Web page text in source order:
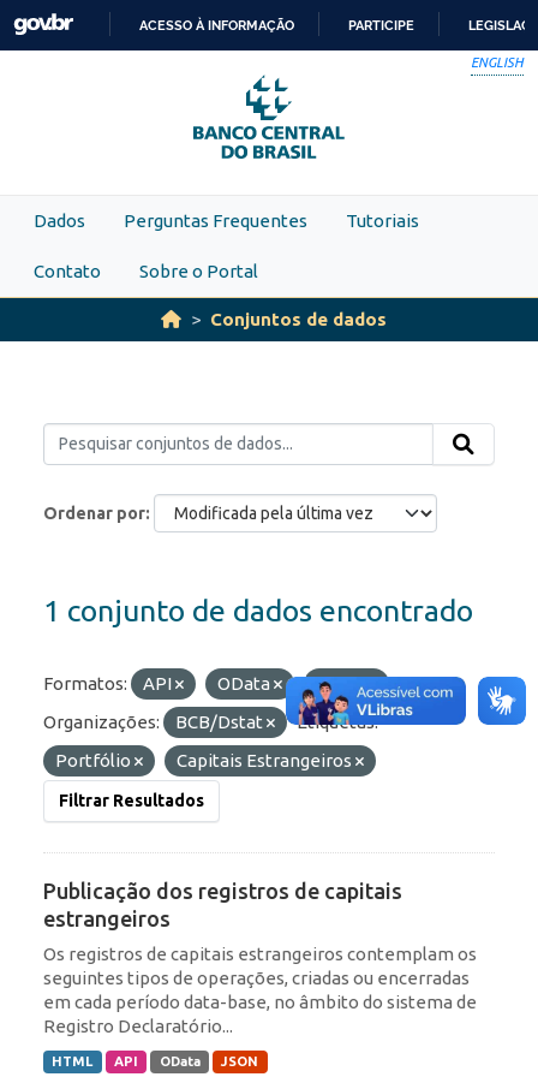
Skip to main content
PARA
O
CONTEÚDO
ACESSO À INFORMAÇÃO PARTICIPE
ENGLISH
Dados Perguntas Frequentes Tutoriais
Contato Sobre o Portal
Conjuntos de dados
Ordenar por
1 conjunto de dados encontrado
Formatos: API OData
HTML
Organizações:
BCB/Dstat
Etiquetas:
Portfólio
Capitais Estrangeiros
Filtrar Resultados
Publicação dos registros de capitais
estrangeiros
Os registros de capitais estrangeiros contemplam os
seguintes tipos de operações, criadas ou encerradas
em cada período data-base, no âmbito do sistema de
Registro Declaratório...
HTML API OData JSON